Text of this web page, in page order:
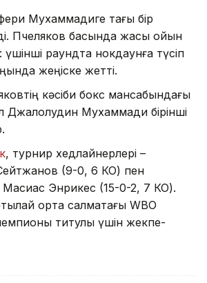
Мухаммадиге тағы бір
Пчеляков басында жақсы ойын
раундта нокдаунға түсіп
жеңіске жетті.
кәсіби бокс мансабындағы
Джалолудин Мухаммади бірінші
, турнир хедлайнерлері –
Сейтжанов (9-0, 6 КО) пен
Масиас Энрикес (15-0-2, 7 КО).
орта салмақтағы WBO
титулы үшін жекпе-